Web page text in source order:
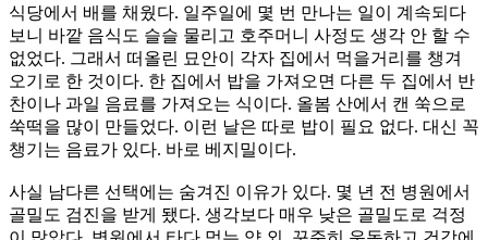
식당에서 배를 채웠다. 일주일에 몇 번 만나는 일이 계속되다
보니 바깥 음식도 슬슬 물리고 호주머니 사정도 생각 안 할 수
없었다. 그래서 떠올린 묘안이 각자 집에서 먹을거리를 챙겨
오기로 한 것이다. 한 집에서 밥을 가져오면 다른 두 집에서 반
찬이나 과일 음료를 가져오는 식이다. 올봄 산에서 캔 쑥으로
쑥떡을 많이 만들었다. 이런 날은 따로 밥이 필요 없다. 대신 꼭
챙기는 음료가 있다. 바로 베지밀이다.
사실 남다른 선택에는 숨겨진 이유가 있다. 몇 년 전 병원에서
골밀도 검진을 받게 됐다. 생각보다 매우 낮은 골밀도로 걱정